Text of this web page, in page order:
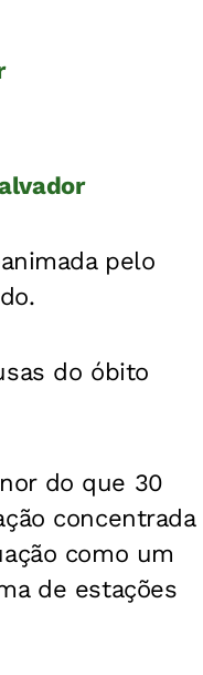
pelo
do óbito
do que 30
concentrada
como um
de estações